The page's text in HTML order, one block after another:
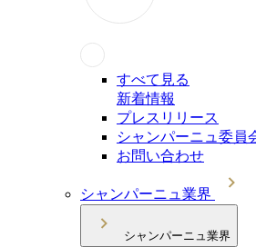
すべて見る
新着情報
プレスリリース
シャンパーニュ委員
お問い合わせ
シャンパーニュ業界
シャンパーニュ業界